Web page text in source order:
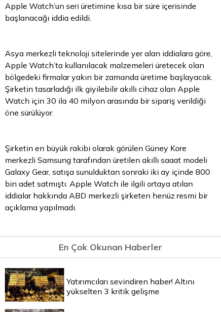
Apple Watch’un seri üretimine kısa bir süre içerisinde
başlanacağı iddia edildi.
Asya merkezli teknoloji sitelerinde yer alan iddialara göre,
Apple Watch’ta kullanılacak malzemeleri üretecek olan
bölgedeki firmalar yakın bir zamanda üretime başlayacak.
Şirketin tasarladığı ilk giyilebilir akıllı cihaz olan Apple
Watch için 30 ila 40 milyon arasında bir sipariş verildiği
öne sürülüyor.
Şirketin en büyük rakibi olarak görülen Güney Kore
merkezli Samsung tarafından üretilen akıllı saaat modeli
Galaxy Gear, satışa sunulduktan sonraki iki ay içinde 800
bin adet satmıştı. Apple Watch ile ilgili ortaya atılan
iddialar hakkında ABD merkezli şirketen henüz resmi bir
açıklama yapılmadı.
En Çok Okunan Haberler
Yatırımcıları sevindiren haber! Altını
yükselten 3 kritik gelişme